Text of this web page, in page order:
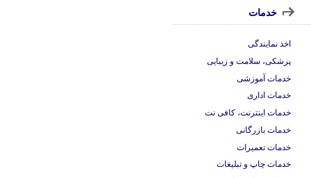
خدمات
اخذ نمایندگی
پزشکی، سلامت و زیبایی
خدمات آموزشی
خدمات اداری
خدمات اینترنت، کافی نت
خدمات بازرگانی
خدمات تعمیرات
خدمات چاپ و تبلیغات